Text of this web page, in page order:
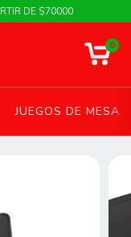
DE $70000
0
JUEGOS DE MESA